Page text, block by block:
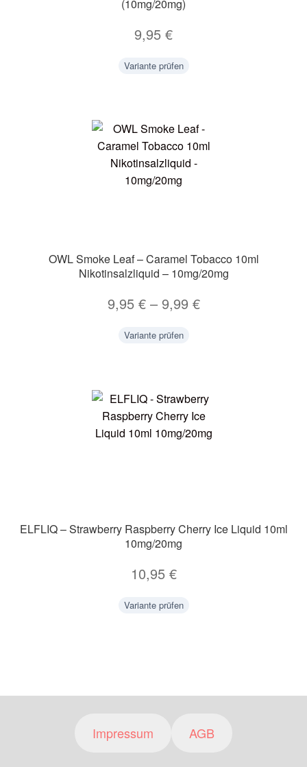
(10mg/20mg)
9,95 €
Variante prüfen
OWL Smoke Leaf – Caramel Tobacco 10ml
Nikotinsalzliquid – 10mg/20mg
9,95 €– 9,99 €
Variante prüfen
ELFLIQ – Strawberry Raspberry Cherry Ice Liquid 10ml
10mg/20mg
10,95 €
Variante prüfen
Impressum AGB